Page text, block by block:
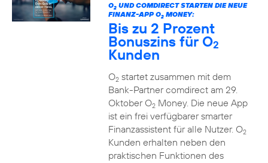
O2UND COMDIRECT STARTEN DIE NEUE
FINANZ-APP O2MONEY:
Bis zu 2 Prozent
Bonuszins für O2
Kunden
O2startet zusammen mit dem
Bank-Partner comdirect am 29.
Oktober O2Money. Die neue App
ist ein frei verfügbarer smarter
Finanzassistent für alle Nutzer. O2
Kunden erhalten neben den
praktischen Funktionen des